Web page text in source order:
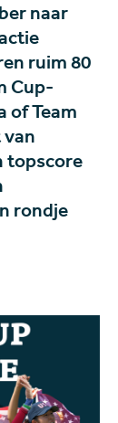
naar
ruim 80
Cup-
of Team
van
topscore
rondje